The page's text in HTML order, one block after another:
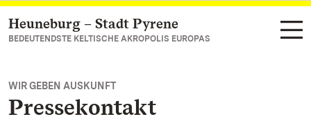
Zum Hauptinhalt springen
Heuneburg – Stadt Pyrene
BEDEUTENDSTE KELTISCHE AKROPOLIS EUROPAS
WIR GEBEN AUSKUNFT
Pressekontakt